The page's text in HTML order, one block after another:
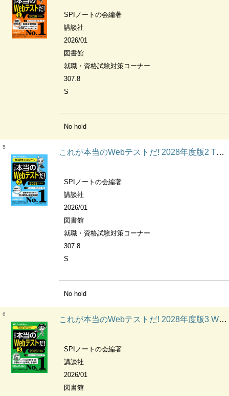
SPIノートの会編著
講談社
2026/01
図書館
就職・資格試験対策コーナー
307.8
S
No hold
5
これが本当のWebテストだ! 2028年度版2 TG-WEB・ヒューマネージ社のテストセンター編 本当の就職テストシリーズ
SPIノートの会編著
講談社
2026/01
図書館
就職・資格試験対策コーナー
307.8
S
No hold
6
これが本当のWebテストだ! 2028年度版3 WEBテスティング(SPI3)・CUBIC・TAP・TAL編 本当の就職テストシリーズ
SPIノートの会編著
講談社
2026/01
図書館